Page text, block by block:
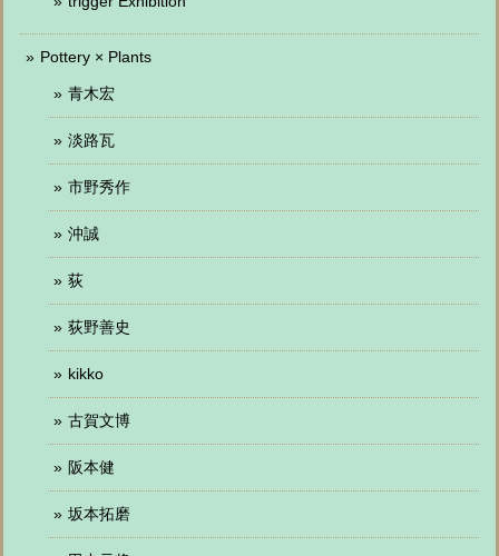
Pottery × Plants
青木宏
淡路瓦
市野秀作
沖誠
荻
荻野善史
kikko
古賀文博
阪本健
坂本拓磨